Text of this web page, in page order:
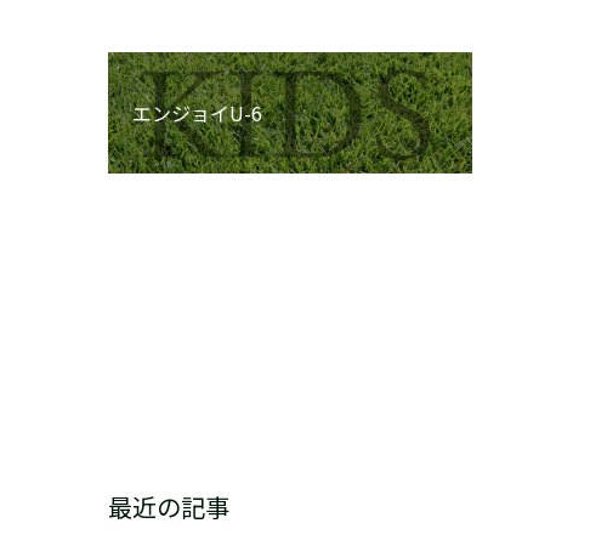
エンジョイU-6
最近の記事